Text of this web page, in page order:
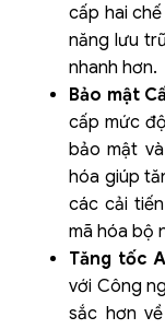
cấp hai
năng lưu
nhanh hơn.
Bảo mật
cấp mức
bảo mật
hóa giúp
các cải
mã hóa bộ
Tăng tốc
với Công
sắc hơn